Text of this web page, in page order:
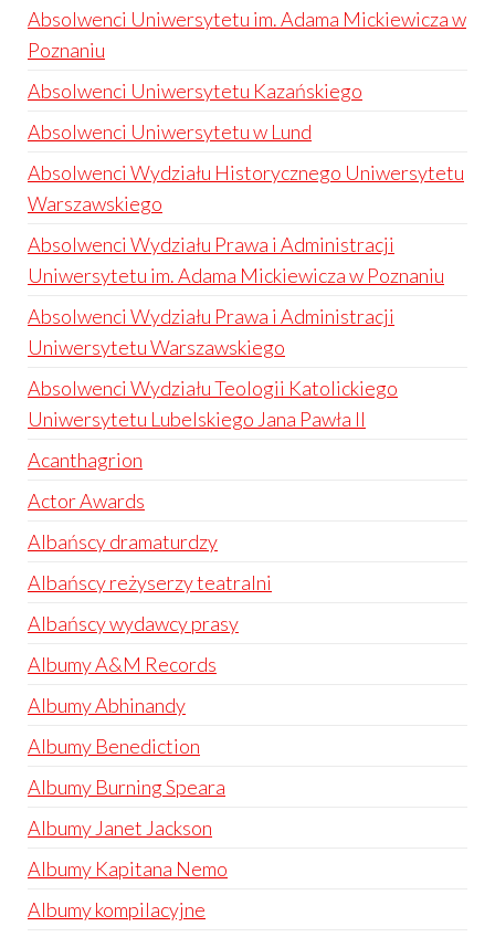
Absolwenci Uniwersytetu im. Adama Mickiewicza w
Poznaniu
Absolwenci Uniwersytetu Kazańskiego
Absolwenci Uniwersytetu w Lund
Absolwenci Wydziału Historycznego Uniwersytetu
Warszawskiego
Absolwenci Wydziału Prawa i Administracji
Uniwersytetu im. Adama Mickiewicza w Poznaniu
Absolwenci Wydziału Prawa i Administracji
Uniwersytetu Warszawskiego
Absolwenci Wydziału Teologii Katolickiego
Uniwersytetu Lubelskiego Jana Pawła II
Acanthagrion
Actor Awards
Albańscy dramaturdzy
Albańscy reżyserzy teatralni
Albańscy wydawcy prasy
Albumy A&M Records
Albumy Abhinandy
Albumy Benediction
Albumy Burning Speara
Albumy Janet Jackson
Albumy Kapitana Nemo
Albumy kompilacyjne